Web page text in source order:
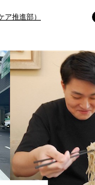
推進部）